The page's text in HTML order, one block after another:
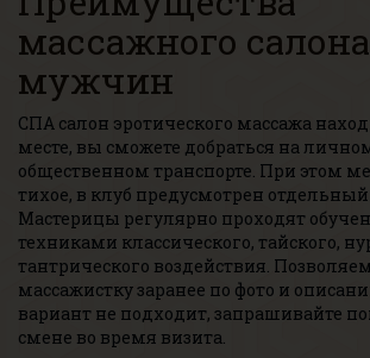
массажного
мужчин
СПА салон эротического массажа
месте, вы сможете добраться на
общественном транспорте. При этом
тихое, в клуб предусмотрен
Мастерицы регулярно проходят
техниками классического, тайского,
тантрического воздействия.
массажистку заранее по фото и
вариант не подходит, запрашивайте
смене во время визита.